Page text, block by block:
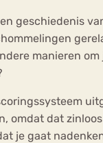
geschiedenis
manieren
omdat dat
je gaat